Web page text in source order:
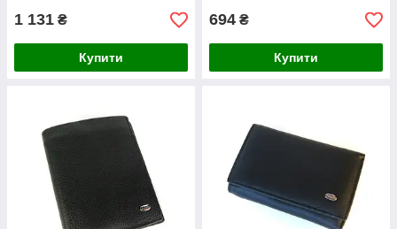
1 131 ₴
Купити
694 ₴
Купити